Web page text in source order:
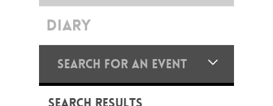
DIARY
SEARCH FOR AN EVENT